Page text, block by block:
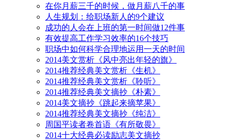
在你月薪三千的时候，做月薪八千的事
人生规划：给职场新人的9个建议
成功的人会在上班的第一时间做12件事
有效提高工作学习效率的16个技巧
职场中如何科学合理地运用一天的时间
2014美文赏析《风中亮出年轻的旗》
2014推荐经典美文赏析《生机》
2014推荐经典美文赏析《聆听》
2014推荐经典美文摘抄《朴素》
2014美文摘抄《跳起来摘苹果》
2014推荐经典美文摘抄《纯洁》
周国平读者卷首语《有所敬畏》
2014十大经典必读励志美文摘抄